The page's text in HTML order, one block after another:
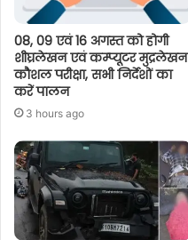
08, 09 एवं 16 अगस्त को होगी
शीघ्रलेखन एवं कम्प्यूटर मुद्रलेखन
कौशल परीक्षा, सभी निर्देशों का
करें पालन
3 hours ago